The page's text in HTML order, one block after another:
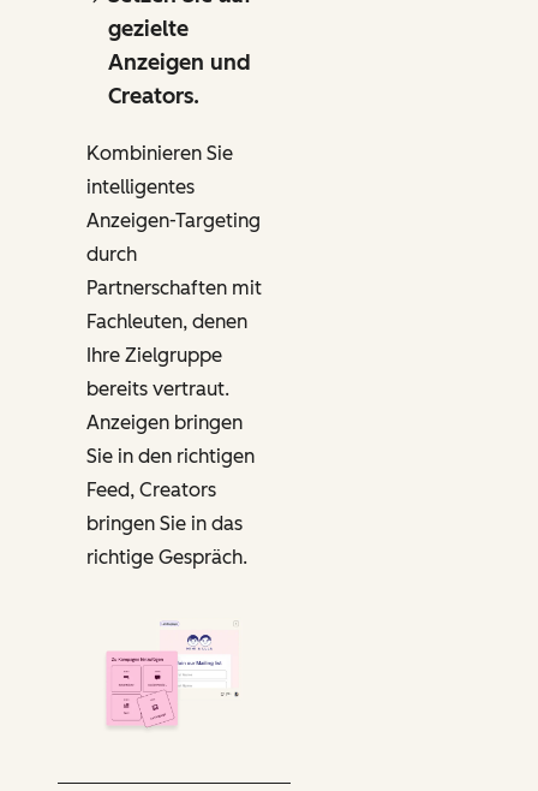
gezielte
Anzeigen und
Creators.
Kombinieren Sie
intelligentes
Anzeigen-Targeting
durch
Partnerschaften mit
Fachleuten, denen
Ihre Zielgruppe
bereits vertraut.
Anzeigen bringen
Sie in den richtigen
Feed, Creators
bringen Sie in das
richtige Gespräch.